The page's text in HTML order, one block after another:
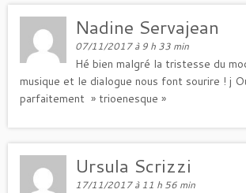
Nadine Servajean
07/11/2017 à 9 h 33 min
Hé bien malgré la tristesse du
musique et le dialogue nous font sourire ! j
parfaitement » trioenesque »
Ursula Scrizzi
17/11/2017 à 11 h 56 min